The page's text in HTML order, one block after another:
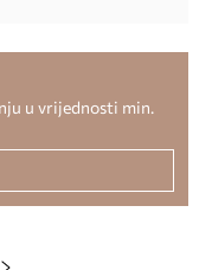
u vrijednosti min.